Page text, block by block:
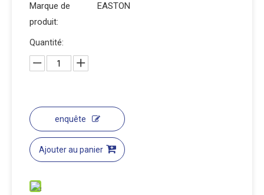
Marque de
produit:
EASTON
Quantité:
enquête
Ajouter au panier